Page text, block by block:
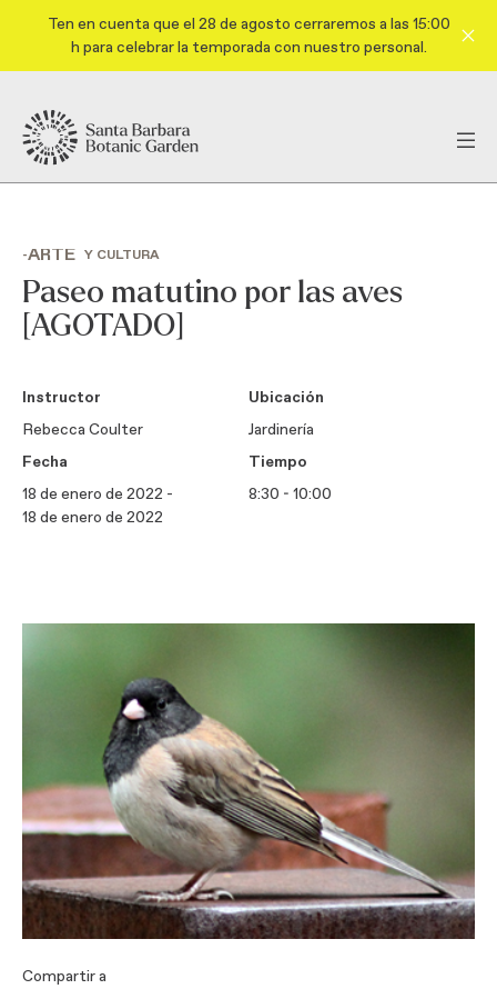
Ten en cuenta que el 28 de agosto cerraremos a las 15:00
h para celebrar la temporada con nuestro personal.
-ARTE Y CULTURA
Paseo matutino por las aves
[AGOTADO]
Instructor
Rebecca Coulter
Ubicación
Jardinería
Fecha
18 de enero de 2022 -
18 de enero de 2022
Tiempo
8:30 - 10:00
Compartir a